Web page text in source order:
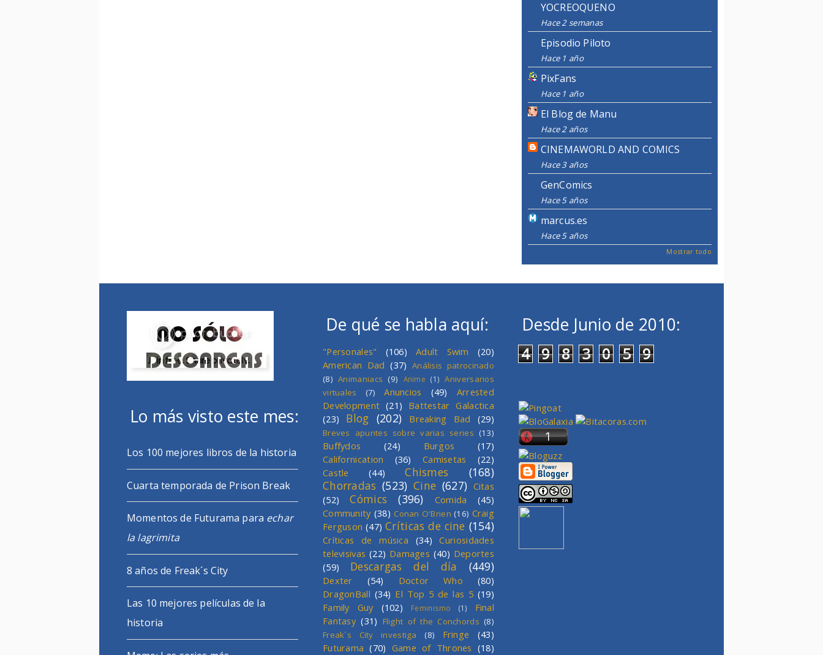
YOCREOQUENO
Hace 2 semanas
Episodio Piloto
Hace 1 año
PixFans
Hace 1 año
El Blog de Manu
Hace 2 años
CINEMAWORLD AND COMICS
Hace 3 años
GenComics
Hace 5 años
marcus.es
Hace 5 años
Mostrar todo
Lo más visto este mes:
Los 100 mejores libros de la historia
Cuarta temporada de Prison Break
Momentos de Futurama para echar
la lagrimita
8 años de Freak´s City
Las 10 mejores películas de la
historia
De qué se habla aquí:
"Personales" (106) Adult Swim
(20)
American Dad (37) Análisis patrocinado
(8) Animaniacs (9) Anime (1) Aniversarios
virtuales
(7) Anuncios (49)
Arrested
Development (21) Battestar Galactica
(23)
Blog (202) Breaking Bad (29)
Breves apuntes sobre varias series (13)
Buffydos (24) Burgos
(17)
Californication
(36) Camisetas
(22)
Castle
(44) Chismes
(168)
Chorradas (523) Cine (627) Citas
(52)
Cómics (396) Comida
(45)
Community (38) Conan O'Brien (16) Craig
Ferguson (47) Críticas de cine (154)
Críticas de música (34)
Curiosidades
televisivas (22) Damages (40) Deportes
(59)
Descargas del día (449)
Dexter (54) Doctor Who
(80)
DragonBall (34) El Top 5 de las 5 (19)
Family Guy
(102) Feminismo (1)
Final
Fantasy (31) Flight of the Conchords (8)
Freak´s City investiga
(8) Fringe
(43)
Futurama (70) Game of Thrones (18)
Desde Junio de 2010:
4 9 8 3 0 5 9